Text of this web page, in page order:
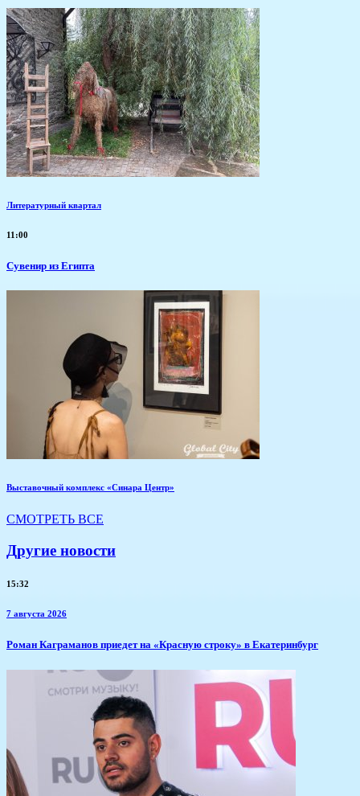
Литературный квартал
11:00
Сувенир из Египта
Выставочный комплекс «Синара Центр»
СМОТРЕТЬ ВСЕ
Другие новости
15:32
7 августа 2026
​Роман Каграманов приедет на «Красную строку» в Екатеринбург